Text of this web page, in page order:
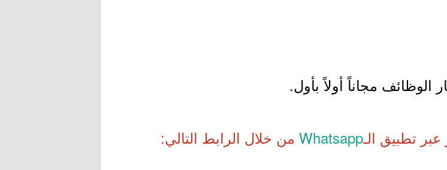
الوظائف مجاناً أولاً بأول.
تطبيق الـWhatsapp من خلال الرابط التالي: